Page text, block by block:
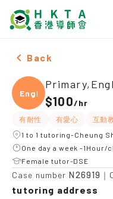
Female
Back
Engli
$100/hr
有耐性 有愛心
互動
1 to 1 tutoring-Cheung
One day a week -1Hour/
Female tutor-DSE
Case number N26919
tutoring address